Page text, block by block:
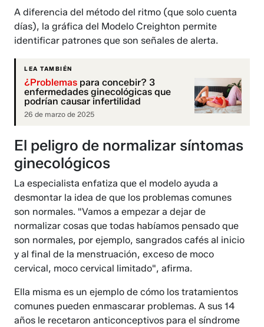
A diferencia del método del ritmo (que solo cuenta
días), la gráfica del Modelo Creighton permite
identificar patrones que son señales de alerta.
LEA TAMBIÉN
¿Problemas para concebir? 3
enfermedades ginecológicas que
podrían causar infertilidad
26 de marzo de 2025
El peligro de normalizar síntomas
ginecológicos
La especialista enfatiza que el modelo ayuda a
desmontar la idea de que los problemas comunes
son normales. "Vamos a empezar a dejar de
normalizar cosas que todas habíamos pensado que
son normales, por ejemplo, sangrados cafés al inicio
y al final de la menstruación, exceso de moco
cervical, moco cervical limitado", afirma.
Ella misma es un ejemplo de cómo los tratamientos
comunes pueden enmascarar problemas. A sus 14
años le recetaron anticonceptivos para el síndrome